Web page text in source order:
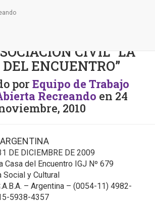
CIVIL “LA
ENCUENTRO”
porEquipo de Trabajo
Recreando en 24
2010
DE DICIEMBRE DE 2009
Casa del Encuentro IGJ Nº 679
Social y Cultural
– Argentina – (0054-11) 4982-
5938-4357